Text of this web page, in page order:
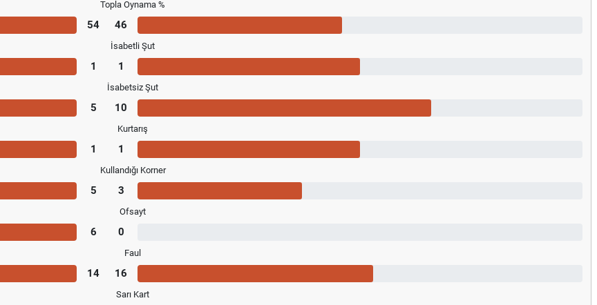
Topla Oynama %
54 46
İsabetli Şut
1 1
İsabetsiz Şut
5 10
Kurtarış
1 1
Kullandığı Korner
5 3
Ofsayt
6 0
Faul
14 16
Sarı Kart